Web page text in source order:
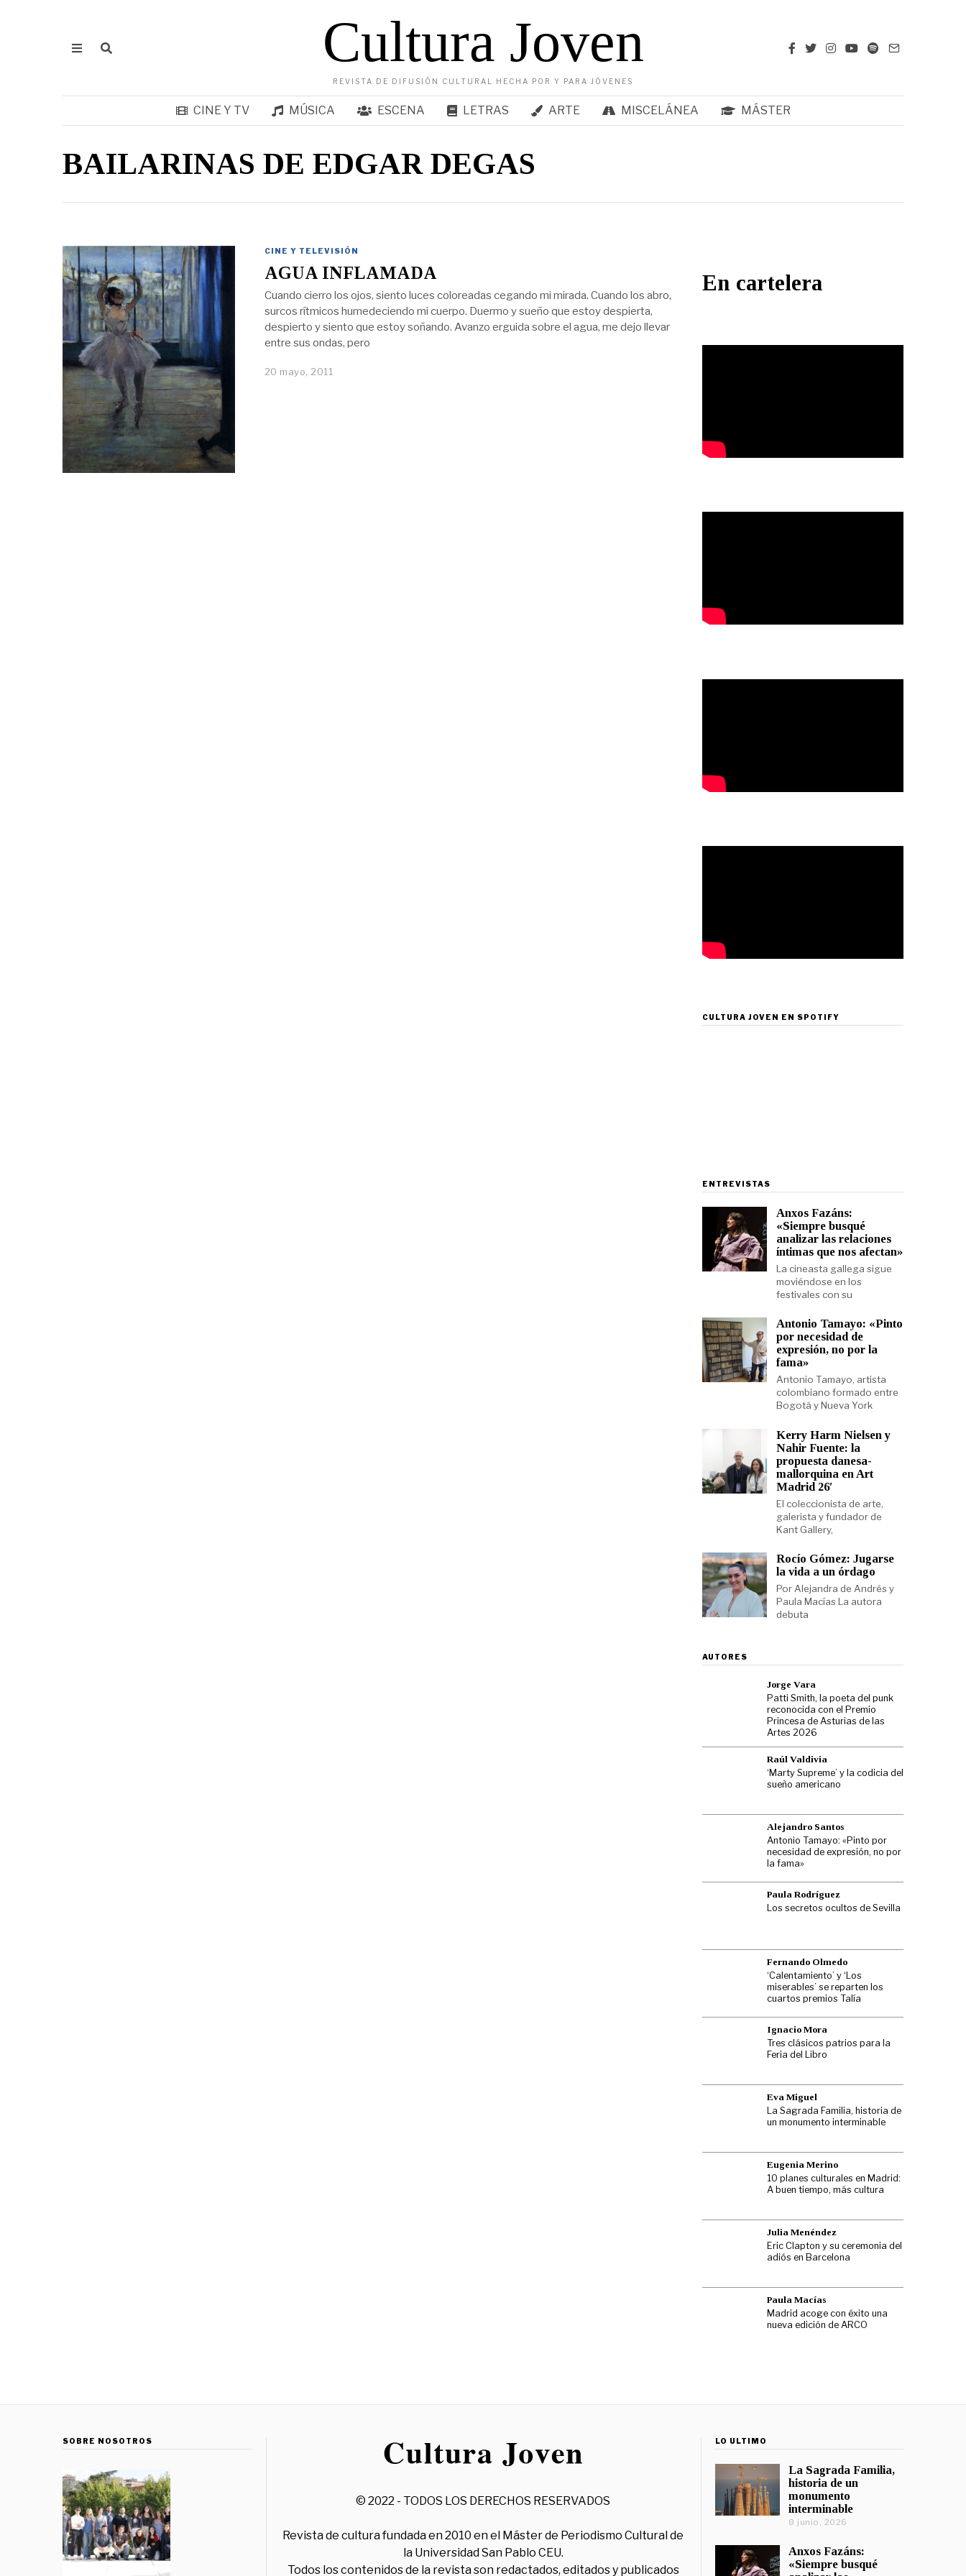
Cultura Joven
REVISTA DE DIFUSIÓN CULTURAL HECHA POR Y PARA JÓVENES
CINE Y TV MÚSICA ESCENA LETRAS ARTE MISCELÁNEA MÁSTER
BAILARINAS DE EDGAR DEGAS
CINE Y TELEVISIÓN
AGUA INFLAMADA
Cuando cierro los ojos, siento luces coloreadas cegando mi mirada. Cuando los abro,
surcos rítmicos humedeciendo mi cuerpo. Duermo y sueño que estoy despierta,
despierto y siento que estoy soñando. Avanzo erguida sobre el agua, me dejo llevar
entre sus ondas, pero
20 mayo, 2011
En cartelera
CULTURA JOVEN EN SPOTIFY
ENTREVISTAS
Anxos Fazáns:
«Siempre busqué
analizar las relaciones
íntimas que nos afectan»
La cineasta gallega sigue
moviéndose en los
festivales con su
Antonio Tamayo: «Pinto
por necesidad de
expresión, no por la
fama»
Antonio Tamayo, artista
colombiano formado entre
Bogotá y Nueva York
Kerry Harm Nielsen y
Nahir Fuente: la
propuesta danesa-
mallorquina en Art
Madrid 26′
El coleccionista de arte,
galerista y fundador de
Kant Gallery,
Rocío Gómez: Jugarse
la vida a un órdago
Por Alejandra de Andrés y
Paula Macías La autora
debuta
AUTORES
Jorge Vara
Patti Smith, la poeta del punk
reconocida con el Premio
Princesa de Asturias de las
Artes 2026
Raúl Valdivia
‘Marty Supreme’ y la codicia del
sueño americano
Alejandro Santos
Antonio Tamayo: «Pinto por
necesidad de expresión, no por
la fama»
Paula Rodríguez
Los secretos ocultos de Sevilla
Fernando Olmedo
‘Calentamiento’ y ‘Los
miserables’ se reparten los
cuartos premios Talía
Ignacio Mora
Tres clásicos patrios para la
Feria del Libro
Eva Miguel
La Sagrada Familia, historia de
un monumento interminable
Eugenia Merino
10 planes culturales en Madrid:
A buen tiempo, más cultura
Julia Menéndez
Eric Clapton y su ceremonia del
adiós en Barcelona
Paula Macías
Madrid acoge con éxito una
nueva edición de ARCO
SOBRE NOSOTROS
© 2022 - TODOS LOS DERECHOS RESERVADOS
Revista de cultura fundada en 2010 en el Máster de Periodismo Cultural de
la Universidad San Pablo CEU.
Todos los contenidos de la revista son redactados, editados y publicados
LO ÚLTIMO
La Sagrada Familia,
historia de un
monumento
interminable
8 junio, 2026
Anxos Fazáns:
«Siempre busqué